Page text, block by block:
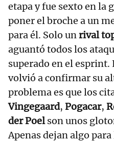
etapa y fue sexto en la
poner el broche a un
para él. Solo unrival
aguantó todos los
superado en el
volvió a confirmar su
problema es que los
Vingegaard, Pogacar,
der Poelson unos
Apenas dejan algo